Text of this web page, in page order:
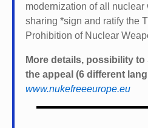
modernization of all nuclear
sharing *sign and ratify the
Prohibition of Nuclear
More details, possibility
the appeal (6 different
www.nukefreeeurope.eu